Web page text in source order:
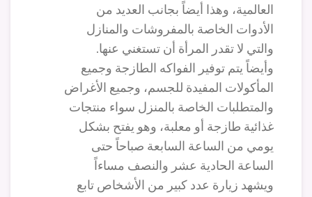
العالمية، وهذا أيضاً بجانب العديد من
الأدوات الخاصة بالمفروشات والمنازل
والتي لا تقدر المرأة أن تستغني عنها.
وأيضاً يتم توفير الفواكه الطازجة وجميع
المأكولات المفيدة للجسم، وجميع الأغراض
والمتطلبات الخاصة بالمنزل سواء منتجات
غذائية طازجة أو معلبة، وهو يفتح بشكل
يومي من الساعة السابعة صباحاً حتى
الساعة الحادية عشر والنصف مساءاً
ويشهد زيارة عدد كبير من الأشخاص تابع